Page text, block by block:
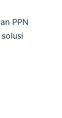
PPN